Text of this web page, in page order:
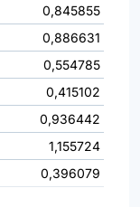
0,845855
0,886631
0,554785
0,415102
0,936442
1,155724
0,396079